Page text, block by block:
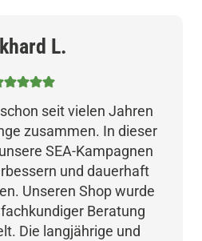
L.
seit vielen Jahren
zusammen. In dieser
SEA-Kampagnen
und dauerhaft
Unseren Shop wurde
Beratung
Die langjährige und